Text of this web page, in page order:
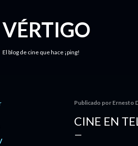
VÉRTIGO
El blog de cine que hace ¡ping!
Publicado por Ernesto
CINE EN